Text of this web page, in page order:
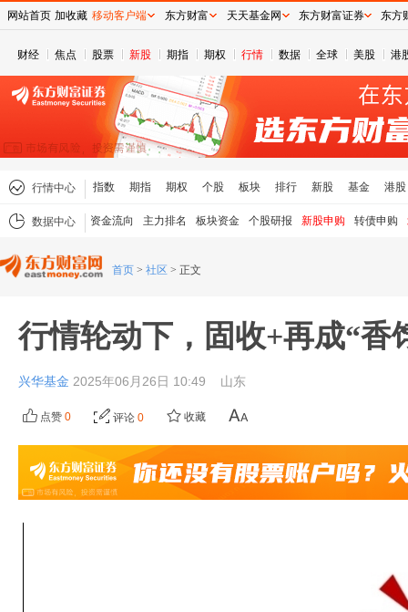
财经 焦点 股票 新股 期指 期权 行情 数据 全球 美股 港
行情中心 指数 期指 期权 个股 板块 排行 新股 基金 港股
数据中心 资金流向 主力排名 板块资金 个股研报 新股申购 转债申购
首页 > 社区 > 正文
行情轮动下，固收+再成“香
兴华基金 2025年06月26日 10:49 山东
点赞 0 评论 0 收藏
网站首页 加收藏 移动客户端 东方财富 天天基金网 东方财富证券 东方